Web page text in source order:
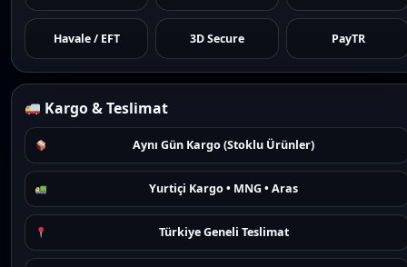
Havale / EFT 3D Secure PayTR
Kargo & Teslimat
Aynı Gün Kargo (Stoklu Ürünler)
Yurtiçi Kargo • MNG • Aras
Türkiye Geneli Teslimat